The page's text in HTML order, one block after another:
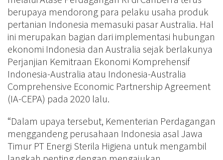
berupaya mendorong para pelaku usaha produk
pertanian Indonesia memasuki pasar Australia. Hal
ini merupakan bagian dari implementasi hubungan
ekonomi Indonesia dan Australia sejak berlakunya
Perjanjian Kemitraan Ekonomi Komprehensif
Indonesia-Australia atau Indonesia-Australia
Comprehensive Economic Partnership Agreement
(IA-CEPA) pada 2020 lalu.
“Dalam upaya tersebut, Kementerian Perdagangan
menggandeng perusahaan Indonesia asal Jawa
Timur PT Energi Sterila Higiena untuk mengambil